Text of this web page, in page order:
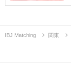
IBJ Matching 関東